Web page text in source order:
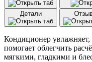
протеиновый
Esthetic
House
CP-
1
BС
Детали
Кондиционер увлажняет,
помогает облегчить
мягкими, гладкими и